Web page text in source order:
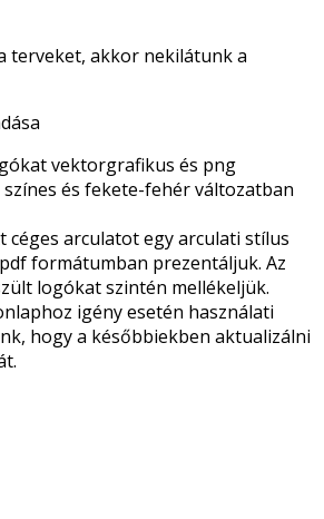
terveket, akkor nekilátunk a
vektorgrafikus és png
és fekete-fehér változatban
céges arculatot egy arculati stílus
formátumban prezentáljuk. Az
logókat szintén mellékeljük.
igény esetén használati
hogy a későbbiekben aktualizálni